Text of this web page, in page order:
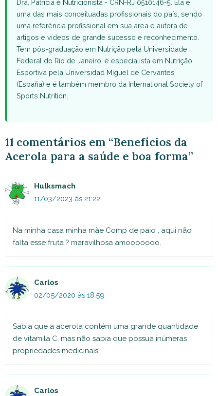
Dra. Patricia é Nutricionista - CRN-RJ 0510146-5. Ela é
uma das mais conceituadas profissionais do país, sendo
uma referência profissional em sua área e autora de
artigos e vídeos de grande sucesso e reconhecimento.
Tem pós-graduação em Nutrição pela Universidade
Federal do Rio de Janeiro, é especialista em Nutrição
Esportiva pela Universidad Miguel de Cervantes
(España) e é também membro da International Society of
Sports Nutrition.
11 comentários em “Benefícios da
Acerola para a saúde e boa forma”
Hulksmach
11/03/2023 às 21:22
Na minha casa minha mãe Comp de paio , aqui não
falta esse fruta ? maravilhosa amooooooo.
Carlos
02/05/2020 às 18:59
Sabia que a acerola contém uma grande quantidade
de vitamila C, mas não sabia que possua inúmeras
propriedades medicinais.
Carlos